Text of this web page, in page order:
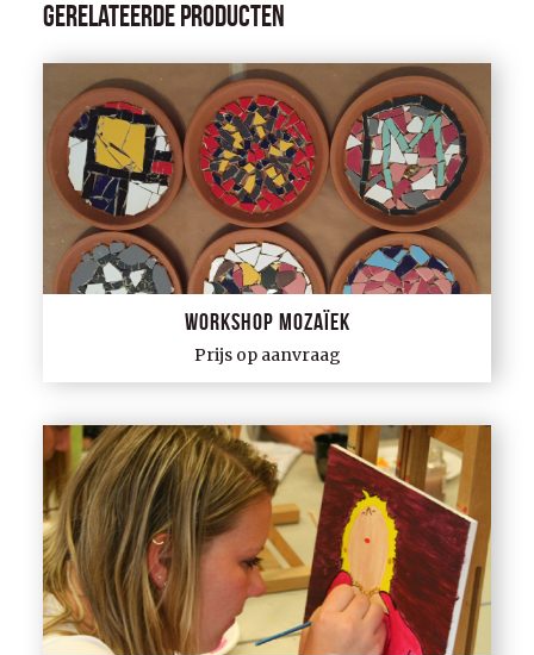
Gerelateerde producten
Workshop mozaïek
Prijs op aanvraag